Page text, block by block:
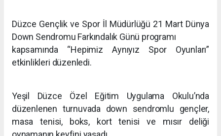
Düzce Gençlik ve Spor İl Müdürlüğü 21 Mart Dünya
Down Sendromu Farkındalık Günü programı
kapsamında “Hepimiz Aynıyız Spor Oyunları”
etkinlikleri düzenledi.
Yeşil Düzce Özel Eğitim Uygulama Okulu’nda
düzenlenen turnuvada down sendromlu gençler,
masa tenisi, boks, kort tenisi ve mısır deliği